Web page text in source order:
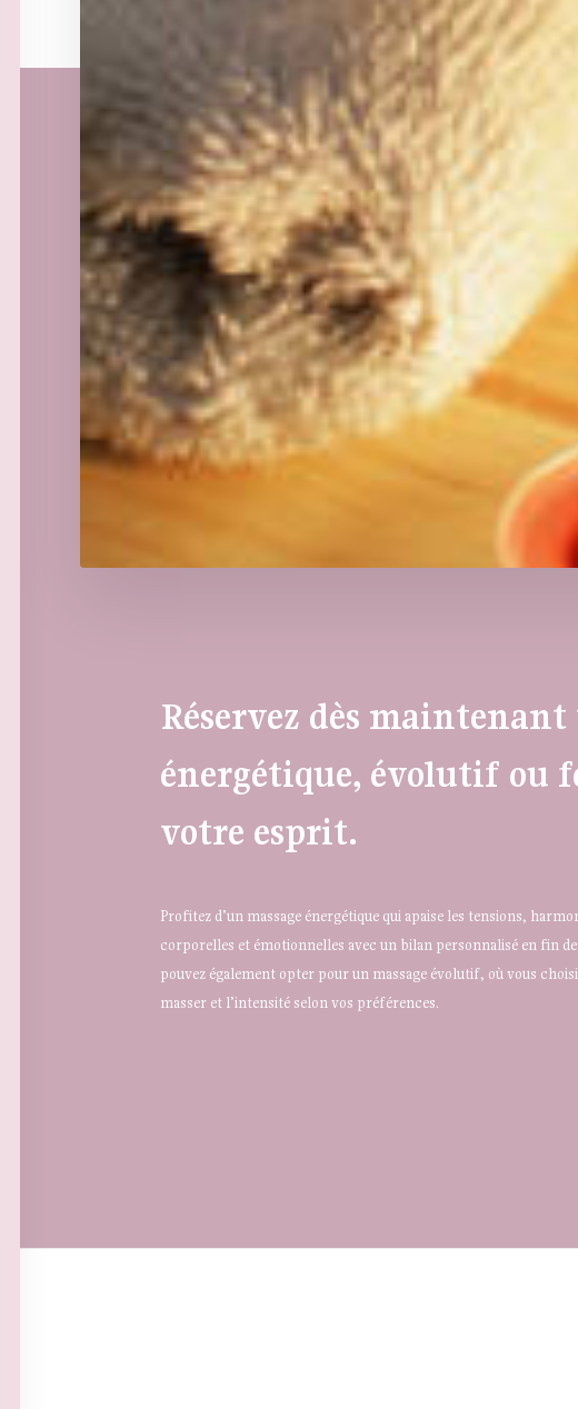
Réservez dès
énergétique, évolutif ou
votre esprit.
Profitez d’un massage énergétique qui apaise les tensions,
corporelles et émotionnelles avec un bilan personnalisé en fin de
pouvez également opter pour un massage évolutif, où vous
masser et l’intensité selon vos préférences.